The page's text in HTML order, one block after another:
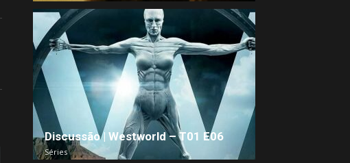
Discussão | Westworld – T01 E06
Séries